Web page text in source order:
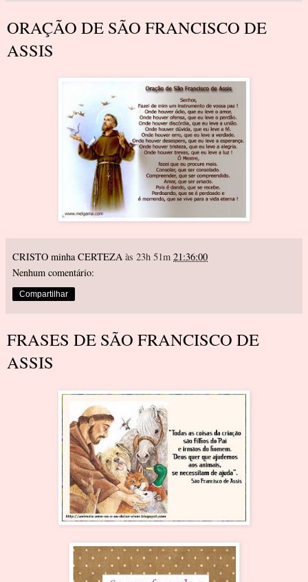
ORAÇÃO DE SÃO FRANCISCO DE
ASSIS
CRISTO minha CERTEZA às 23h 51m 21:36:00
Nenhum comentário:
Compartilhar
FRASES DE SÃO FRANCISCO DE
ASSIS